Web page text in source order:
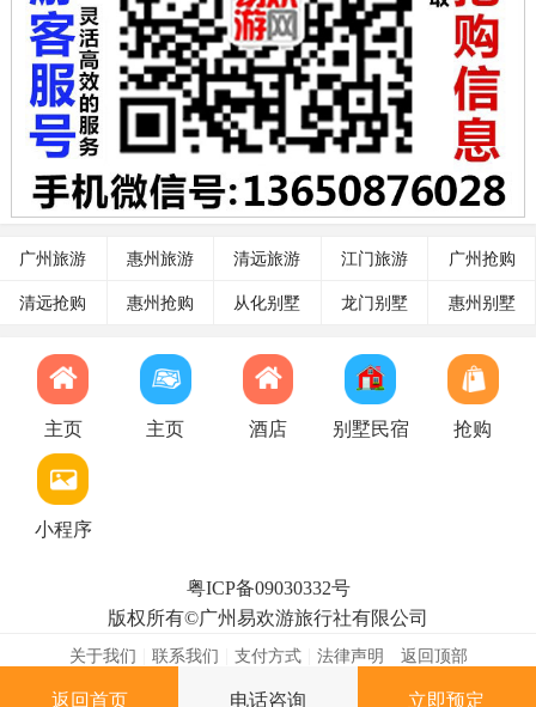
广州旅游 惠州旅游 清远旅游 江门旅游 广州抢购
清远抢购 惠州抢购 从化别墅 龙门别墅 惠州别墅
主页 主页 酒店 别墅民宿 抢购
小程序
粤ICP备09030332号
​版权所有©广州易欢游旅行社有限公司
关于我们 联系我们 支付方式 法律声明 返回顶部
返回首页 电话咨询 立即预定